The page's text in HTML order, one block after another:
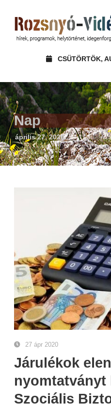
CSÜTÖRTÖK,
Nap
április 27, 2020
27 ápr 2020
Járulékok
nyomtatványt
Szociális